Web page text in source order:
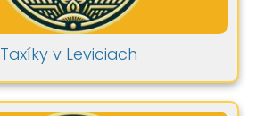
Taxíky v Leviciach